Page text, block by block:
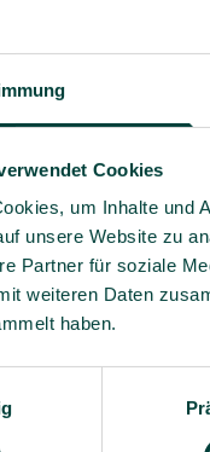
Cookies
um Inhalte und
unsere Website zu
Partner für soziale
weiteren Daten
haben.